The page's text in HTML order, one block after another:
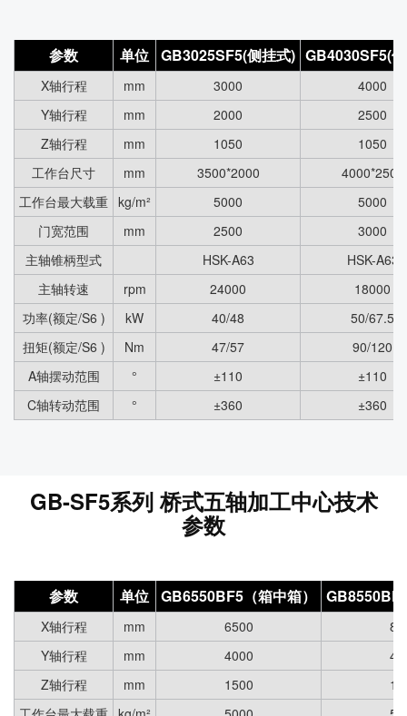
参数 单位 GB3025SF5(侧挂式) GB4030SF5(
X轴行程 mm 3000
4000
Y轴行程
mm 2000
2500
Z轴行程
mm 1050
1050
工作台尺寸
mm 3500*2000
4000*2500
工作台最大载重 kg/m² 5000
5000
门宽范围
mm 2500
3000
主轴锥柄型式
HSK-A63
HSK-A63
主轴转速
rpm 24000
18000
功率(额定/S6 )
kW 40/48
50/67.5
扭矩(额定/S6 )
Nm 47/57
90/120
A轴摆动范围
° ±110
±110
C轴转动范围
° ±360 ±360
GB-SF5系列 桥式五轴加工中心技术
参数
参数 单位 GB6550BF5（箱中箱）
X轴行程 mm 6500
Y轴行程
mm 4000
Z轴行程
mm 1500